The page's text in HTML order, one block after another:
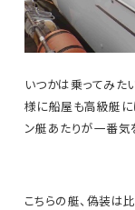
いつかは乗ってみた
様に船屋も高級艇
ン艇あたりが一番気
こちらの艇、偽装は